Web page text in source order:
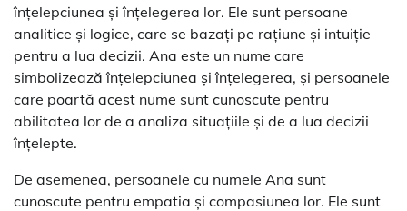
înțelepciunea și înțelegerea lor. Ele sunt persoane
analitice și logice, care se bazați pe rațiune și intuiție
pentru a lua decizii. Ana este un nume care
simbolizează înțelepciunea și înțelegerea, și persoanele
care poartă acest nume sunt cunoscute pentru
abilitatea lor de a analiza situațiile și de a lua decizii
înțelepte.
De asemenea, persoanele cu numele Ana sunt
cunoscute pentru empatia și compasiunea lor. Ele sunt